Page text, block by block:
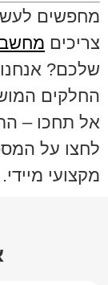
מחפשים
צריכים מחשב
שלכם?
החלקים
אל תחכו –
לחצו על
מקצועי